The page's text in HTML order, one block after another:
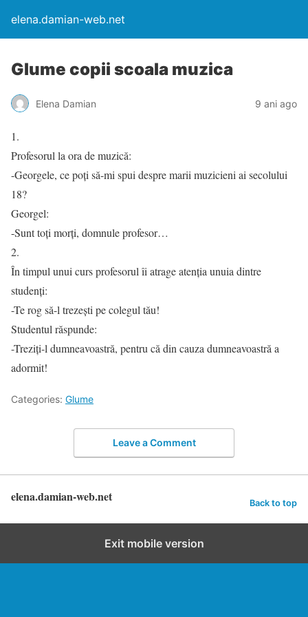
elena.damian-web.net
Glume copii scoala muzica
Elena Damian 9 ani ago
1.
Profesorul la ora de muzică:
-Georgele, ce poți să-mi spui despre marii muzicieni ai secolului
18?
Georgel:
-Sunt toți morți, domnule profesor…
2.
În timpul unui curs profesorul îi atrage atenția unuia dintre
studenți:
-Te rog să-l trezești pe colegul tău!
Studentul răspunde:
-Treziți-l dumneavoastră, pentru că din cauza dumneavoastră a
adormit!
Categories: Glume
Leave a Comment
elena.damian-web.net Back to top
Exit mobile version